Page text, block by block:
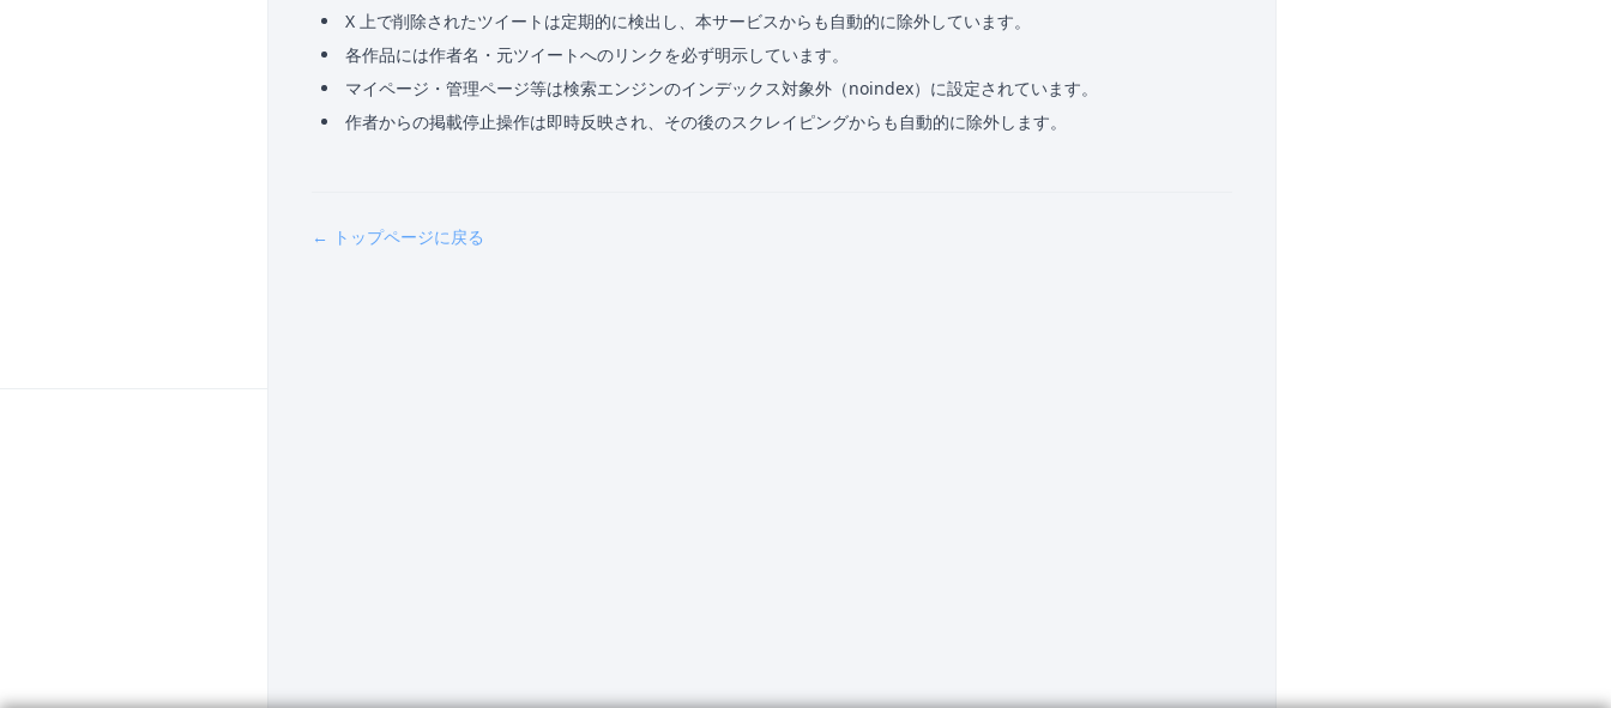
X 上で削除されたツイートは定期的に検出し、本サービスからも自動的に除外しています。
各作品には作者名・元ツイートへのリンクを必ず明示しています。
マイページ・管理ページ等は検索エンジンのインデックス対象外（noindex）に設定されています。
作者からの掲載停止操作は即時反映され、その後のスクレイピングからも自動的に除外します。
← トップページに戻る